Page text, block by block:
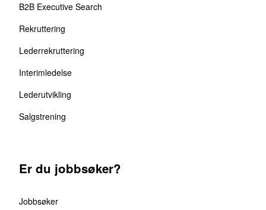
B2B Executive Search
Rekruttering
Lederrekruttering
Interimledelse
Lederutvikling
Salgstrening
Er du jobbsøker?
Jobbsøker